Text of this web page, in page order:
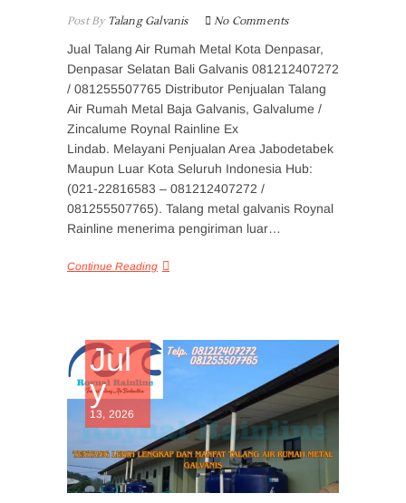
Post ByTalang Galvanis No Comments
Jual Talang Air Rumah Metal Kota Denpasar,
Denpasar Selatan Bali Galvanis 081212407272
/ 081255507765 Distributor Penjualan Talang
Air Rumah Metal Baja Galvanis, Galvalume /
Zincalume Roynal Rainline Ex
Lindab. Melayani Penjualan Area Jabodetabek
Maupun Luar Kota Seluruh Indonesia Hub:
(021-22816583 – 081212407272 /
081255507765). Talang metal galvanis Roynal
Rainline menerima pengiriman luar…
Continue Reading
Jul
y
13, 2026